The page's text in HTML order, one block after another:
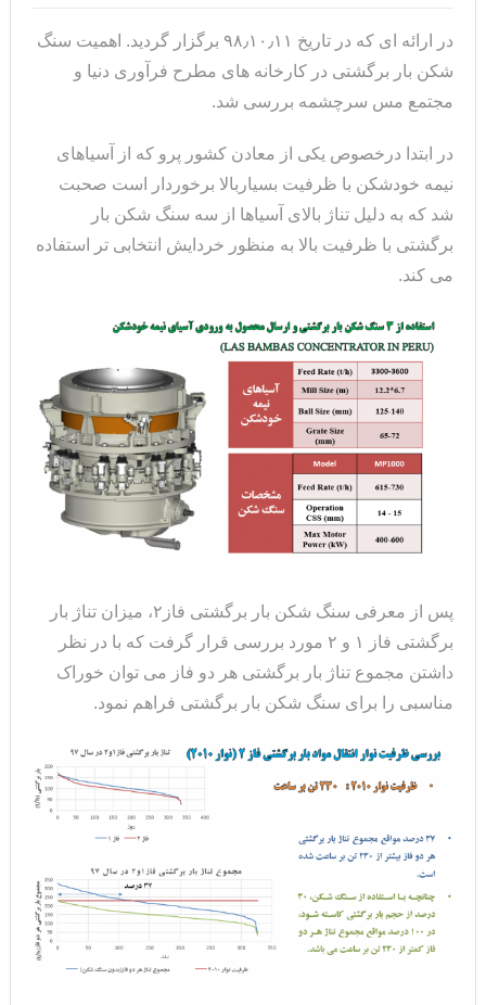
در ارائه ای که در تاریخ ۹۸٫۱۰٫۱۱ برگزار گردید. اهمیت سنگ
شکن بار برگشتی در کارخانه های مطرح فرآوری دنیا و
مجتمع مس سرچشمه بررسی شد.
در ابتدا درخصوص یکی از معادن کشور پرو که از آسیاهای
نیمه خودشکن با ظرفیت بسیاربالا برخوردار است صحبت
شد که به دلیل تناژ بالای آسیاها از سه سنگ شکن بار
برگشتی با ظرفیت بالا به منظور خردایش انتخابی تر استفاده
می کند.
پس از معرفی سنگ شکن بار برگشتی فاز۲، میزان تناژ بار
برگشتی فاز ۱ و ۲ مورد بررسی قرار گرفت که با در نظر
داشتن مجموع تناژ بار برگشتی هر دو فاز می توان خوراک
مناسبی را برای سنگ شکن بار برگشتی فراهم نمود.